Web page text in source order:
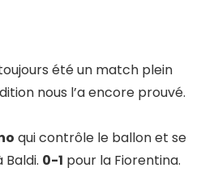
été un match plein
nous l’a encore prouvé.
qui contrôle le ballon et se
0-1 pour la Fiorentina.